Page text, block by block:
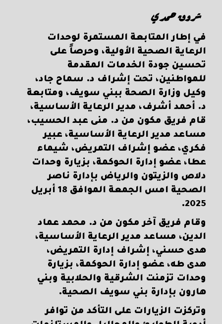
شروق حمدي
في إطار المتابعة المستمرة لوحدات
الرعاية الصحية الأولية، وحرصاً على
تحسين جودة الخدمات المقدمة
للمواطنين، تحت إشراف د. سماح جاد،
وكيل وزارة الصحة ببني سويف، ومتابعة
د. أحمد أشرف، مدير الرعاية الأساسية،
قام فريق مكون من د. منى عبد الحسيب،
مساعد مدير الرعاية الأساسية، عبير
فكري، عضو إشراف التمريض، شيماء
عطا، عضو إدارة الحوكمة، بزيارة وحدات
دلاص والزيتون والرياض بإدارة ناصر
الصحية امس الجمعة الموافق 18 أبريل
2025.
وقام فريق آخر مكون من د. محمد عماد
الدين، مساعد مدير الرعاية الأساسية،
هدى حسني، إشراف إدارة التمريض،
هدى طه، عضو إدارة الحوكمة، بزيارة
وحدات تزمنت الشرقية والحلابية وبني
هارون بإدارة بني سويف الصحية.
وتركزت الزيارات على التأكد من توافر